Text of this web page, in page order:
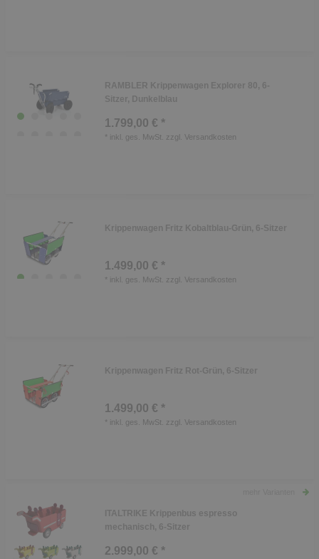
RAMBLER Krippenwagen Explorer 80, 6-
Sitzer, Dunkelblau
1.799,00 € *
* inkl. ges. MwSt. zzgl. Versandkosten
Krippenwagen Fritz Kobaltblau-Grün, 6-Sitzer
1.499,00 € *
* inkl. ges. MwSt. zzgl. Versandkosten
Krippenwagen Fritz Rot-Grün, 6-Sitzer
1.499,00 € *
* inkl. ges. MwSt. zzgl. Versandkosten
ITALTRIKE Krippenbus espresso
mechanisch, 6-Sitzer
2.999,00 € *